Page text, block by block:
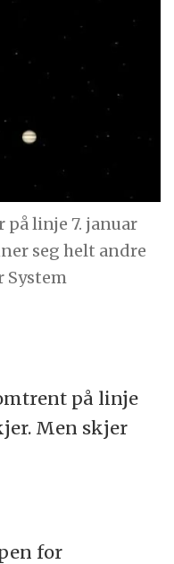
på linje 7. januar
seg helt andre
System
på linje
Men skjer
for